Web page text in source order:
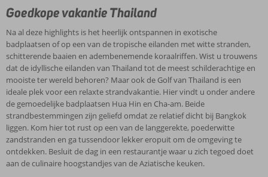
bevolking
voorop.
Ontdek
dit
magische
land
in
het
zuidoosten
van
Azië,
met
z’n
tropische
eilanden
met
witte
stranden,
schitterende
baaien
en
adembenemende
koraalriffen.
Wist
u
trouwens
komt
in
alle
delen
van
het
Aziatische
land
één
ding
overeen:
de
warmte.
Thailand
is
een
veelzijdige
bestemming
waar
naast
een
relaxte
strandvakantie
heel
veel
valt
te
Hotels
en/of
appartementen
in
Thailand
Corendon
biedt
u
een
fijn
aanbod
aan
Goedkope vakantie Thailand
Na al deze highlights is het heerlijk ontspannen in exotische
badplaatsen of op een van de tropische eilanden met witte stranden,
schitterende baaien en adembenemende koraalriffen. Wist u trouwens
dat de idyllische eilanden van Thailand tot de meest schilderachtige en
mooiste ter wereld behoren? Maar ook de Golf van Thailand is een
ideale plek voor een relaxte strandvakantie. Hier vindt u onder andere
de gemoedelijke badplaatsen Hua Hin en Cha-am. Beide
strandbestemmingen zijn geliefd omdat ze relatief dicht bij Bangkok
liggen. Kom hier tot rust op een van de langgerekte, poederwitte
zandstranden en ga tussendoor lekker eropuit om de omgeving te
ontdekken. Besluit de dag in een restaurantje waar u zich tegoed doet
aan de culinaire hoogstandjes van de Aziatische keuken.